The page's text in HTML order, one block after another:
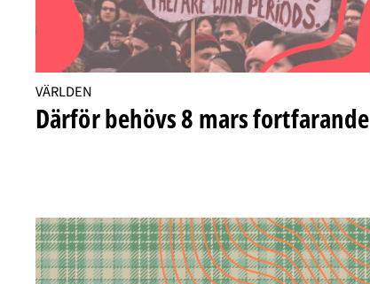
VÄRLDEN
Därför behövs 8 mars fortfarande